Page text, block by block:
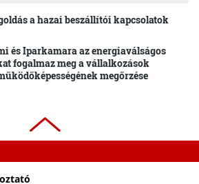
a hazai beszállítói kapcsolatok
és Iparkamara az energiaválságos
fogalmaz meg a vállalkozások
megőrzése